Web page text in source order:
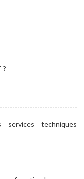
?
techniques